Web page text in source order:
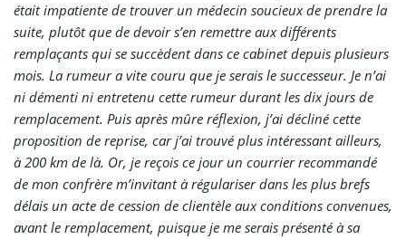
était impatiente de trouver un médecin soucieux de prendre la
suite, plutôt que de devoir s’en remettre aux différents
remplaçants qui se succèdent dans ce cabinet depuis plusieurs
mois. La rumeur a vite couru que je serais le successeur. Je n’ai
ni démenti ni entretenu cette rumeur durant les dix jours de
remplacement. Puis après mûre réflexion, j’ai décliné cette
proposition de reprise, car j’ai trouvé plus intéressant ailleurs,
à 200 km de là. Or, je reçois ce jour un courrier recommandé
de mon confrère m’invitant à régulariser dans les plus brefs
délais un acte de cession de clientèle aux conditions convenues,
avant le remplacement, puisque je me serais présenté à sa